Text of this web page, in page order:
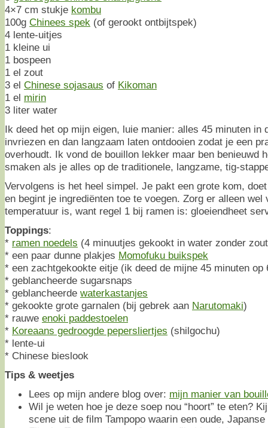
4×7 cm stukje kombu
100g Chinees spek (of gerookt ontbijtspek)
4 lente-uitjes
1 kleine ui
1 bospeen
1 el zout
3 el Chinese sojasaus of Kikoman
1 el mirin
3 liter water
Ik deed het op mijn eigen, luie manier: alles 45 minuten in
invriezen en dan langzaam laten ontdooien zodat je een
overhoudt. Ik vond de bouillon lekker maar ben benieuwd
smaken als je alles op de traditionele, langzame, tig-
Vervolgens is het heel simpel. Je pakt een grote kom,
en begint je ingrediënten toe te voegen. Zorg er alleen wel
temperatuur is, want regel 1 bij ramen is: gloeiendheet
Toppings:
* ramen noedels (4 minuutjes gekookt in water zonder
* een paar dunne plakjes Momofuku buikspek
* een zachtgekookte eitje (ik deed de mijne 45 minuten op
* geblancheerde sugarsnaps
* geblancheerde waterkastanjes
* gekookte grote garnalen (bij gebrek aan Narutomaki)
* rauwe enoki paddestoelen
* Koreaans gedroogde pepersliertjes (shilgochu)
* lente-ui
* Chinese bieslook
Tips & weetjes
Lees op mijn andere blog over: mijn manier van
Wil je weten hoe je deze soep nou “hoort” te eten?
scene uit de film Tampopo waarin een oude,